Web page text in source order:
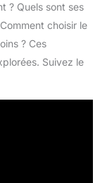
? Quels sont ses
choisir le
? Ces
Suivez le